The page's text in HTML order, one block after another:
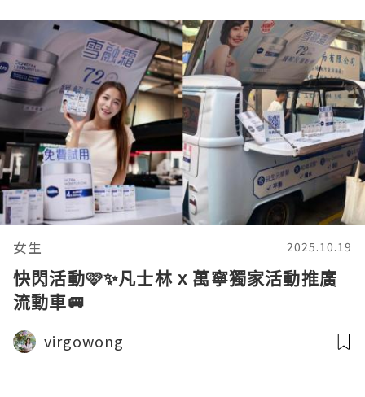
女生 2025.10.19
快閃活動🩷✨凡士林 x 萬寧獨家活動推廣
流動車🚐
virgowong